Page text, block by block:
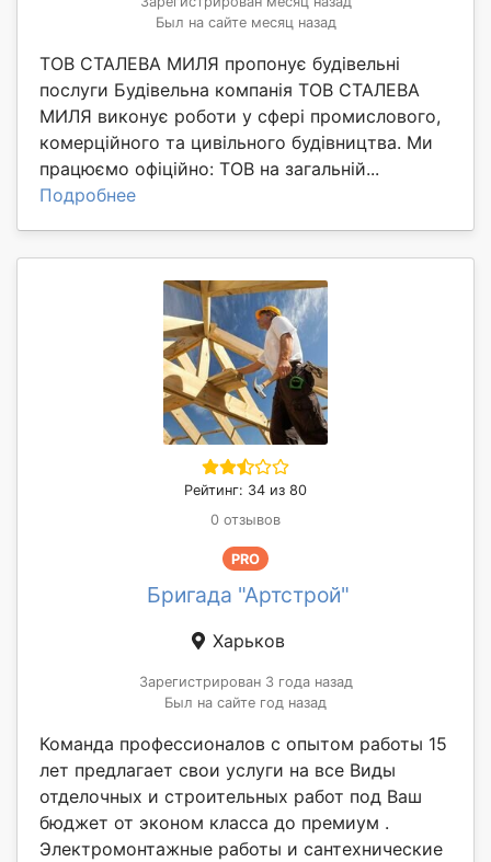
Был на сайте месяц назад
ТОВ СТАЛЕВА МИЛЯ пропонує будівельні
послуги Будівельна компанія ТОВ СТАЛЕВА
МИЛЯ виконує роботи у сфері промислового,
комерційного та цивільного будівництва. Ми
працюємо офіційно: ТОВ на загальній...
Подробнее
Рейтинг: 34 из 80
0 отзывов
PRO
Бригада "Артстрой"
Харьков
Зарегистрирован 3 года назад
Был на сайте год назад
Команда профессионалов с опытом работы 15
лет предлагает свои услуги на все Виды
отделочных и строительных работ под Ваш
бюджет от эконом класса до премиум .
Электромонтажные работы и сантехнические